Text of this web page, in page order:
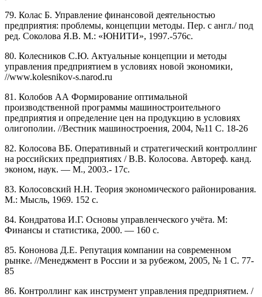
79. Колас Б. Управление финансовой деятельностью
предприятия: проблемы, концепции методы. Пер. с англ./ под
ред. Соколова Я.В. М.: «ЮНИТИ», 1997.-576с.
80. Колесников С.Ю. Актуальные концепции и методы
управления предприятием в условиях новой экономики,
//www.kolesnikov-s.narod.ru
81. Колобов АА Формирование оптимальной
производственной программы машиностроительного
предприятия и определение цен на продукцию в условиях
олигополии. //Вестник машиностроения, 2004, №11 С. 18-26
82. Колосова ВБ. Оперативный и стратегический контроллинг
на российских предприятиях / В.В. Колосова. Автореф. канд.
эконом, наук. — М., 2003.- 17с.
83. Колосовский Н.Н. Теория экономического районирования.
М.: Мысль, 1969. 152 с.
84. Кондратова И.Г. Основы управленческого учёта. М:
Финансы и статистика, 2000. — 160 с.
85. Кононова Д.Е. Репутация компании на современном
рынке. //Менеджмент в России и за рубежом, 2005, № 1 С. 77-
85
86. Контроллинг как инструмент управления предприятием. /